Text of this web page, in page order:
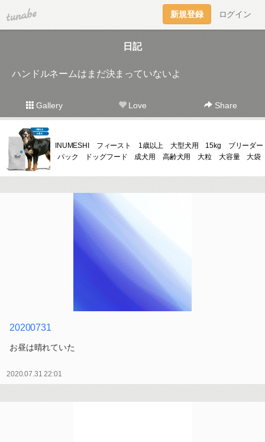
tuna.be 新規登録 ログイン
日記
ハンドルネームはまだ決まっていないよ
Gallery Love Share
INUMESHI フィースト 1歳以上 大型犬用 15kg ブリーダー
パック ドッグフード 成犬用 高齢犬用 大粒 大容量 大袋
20200731
お昼は晴れていた
2020.07.31 22:01